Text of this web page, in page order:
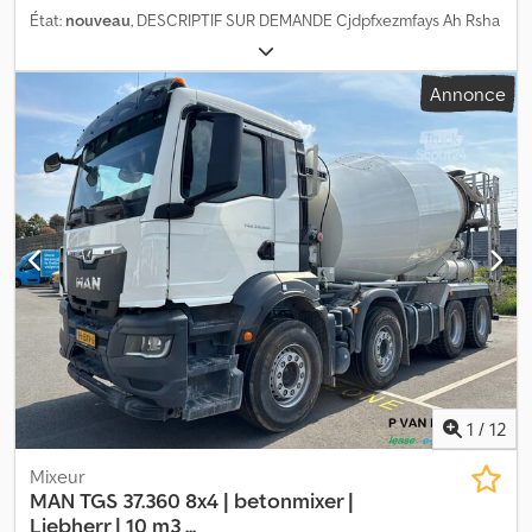
État: nouveau, DESCRIPTIF SUR DEMANDE Cjdpfxezmfays Ah Rsha
Annonce
1 / 12
Mixeur
MAN TGS 37.360 8x4 | betonmixer |
Liebherr | 10 m3 ...